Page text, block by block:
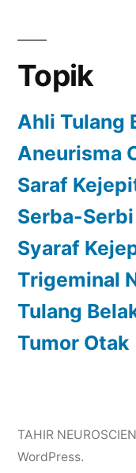
Topik
Ahli Tulang
Aneurisma
Saraf
Serba-
Syaraf
Trigeminal
Tulang
Tumor Otak
TAHIR
WordPress.